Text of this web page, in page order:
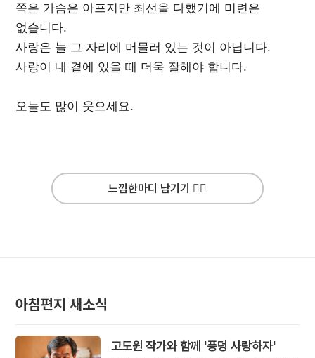
쪽은 가슴은 아프지만 최선을 다했기에 미련은
없습니다.
사랑은 늘 그 자리에 머물러 있는 것이 아닙니다.
사랑이 내 곁에 있을 때 더욱 잘해야 합니다.
오늘도 많이 웃으세요.
느낌한마디 남기기 ✍🏻
아침편지 새소식
고도원 작가와 함께 '풍덩 사랑하자'